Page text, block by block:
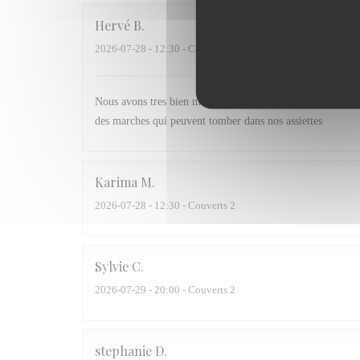
Hervé B
2026-07-28 - 12:30 - Couverts 3
Nous avons tres bien mangé par contre la table sous l
des marches qui peuvent tomber dans nos assiettes
Karima M
2026-07-28 - 12:30 - Couverts 2
Sylvie C
2026-07-29 - 20:00 - Couverts 2
stephanie D